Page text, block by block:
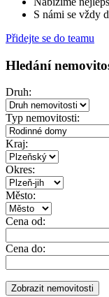
S námi se vždy
Přidejte se do teamu
Hledání
Druh:
Typ nemovitosti:
Kraj:
Okres:
Město:
Cena od:
Cena do: